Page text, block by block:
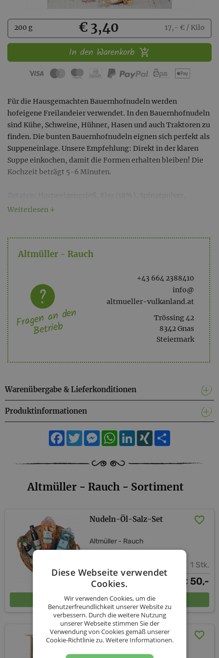
Kaufen
200 g € 3,40 17,- € / Kilo
In den Warenkorb
Für die Hausgemachten Bauernhofnudeln werden
hofeigene Freilandeier verwendet. In den Bauernhofnudeln
sind Kühe, Schweine, Hühner, Hasen und auch Traktoren zu
finden. Die bunten Bauernhofnudeln eignen sich perfekt als
Suppeneinlage. Unsere Empfehlung: Direkt in der klaren
Suppe einkochen, damit die Formen erhalten bleiben! Die
Kochzeit beträgt 5-6 Minuten.
Steinpilzpulver, Rote Beete Pulver, Salz
Brennwert: 1553 kJ / 366 kcal
Fett: 3,4g
davon gesättigte Fettsäuren: 0,7g
Kohlenhydrate: 69g
davon Zucker: 1,1g
Eiweiß: 14g
Salz (rechnerisch aus Natrium: 1,9g
Weiterlesen ↓
Altmüller - Rauch
+43 664 2388410
info@
altmueller-vulkanland.at
Trössing 42
8342 Gnas
Steiermark
Fragen an den
Betrieb
Warenübergabe & Lieferkonditionen
Produktinformationen
Facebook
TwitterMessengerWhatsApp
LinkedIn
XING
Altmüller - Rauch - Sortiment
Nudeln-Öl-Salz-Set
Altmüller - Rauch
1 Stk.
€ 50,-
In den Warenkorb
Genussbox Für`s Brot
Altmüller - Rauch
Diese Webseite verwendet
Cookies.
Wir verwenden Cookies, um die
Benutzerfreundlichkeit unserer Website zu
verbessern. Durch die weitere Nutzung
unserer Webseite stimmen Sie der
Verwendung von Cookies gemäß unserer
Cookie-Richtlinie zu.Weitere Informationen.